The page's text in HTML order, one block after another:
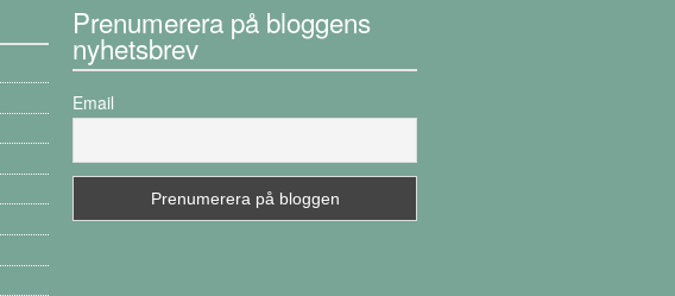
Prenumerera på bloggens
nyhetsbrev
Email